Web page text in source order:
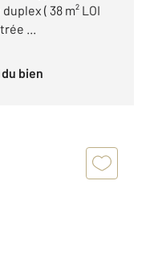
( 38 m² LOI
...
du bien